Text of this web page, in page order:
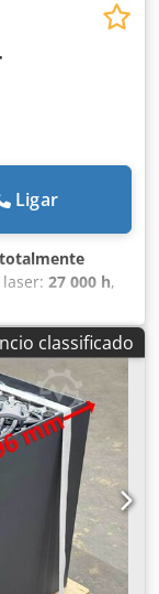
Ligar
totalmente
27 000 h,
Ano de
classificado